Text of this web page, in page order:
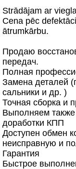
Strādājam ar
Cena pēc
ātrumkārbu.
Продаю
передач.
Полная
Замена деталей
сальники и др. )
Точная сборка и
Выполняем
доработки КПП
Доступен обмен
неисправную и
Гарантия
Быстрое